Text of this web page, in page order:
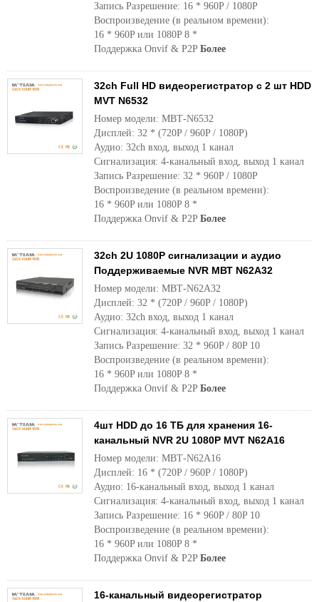
Запись Разрешение: 16 * 960P / 1080P
Воспроизведение (в реальном времени):
16 * 960P или 1080P 8 *
Поддержка Onvif & P2P Более
32ch Full HD видеорегистратор с 2 шт HDD
MVT N6532
Номер модели: МВТ-N6532
Дисплей: 32 * (720P / 960P / 1080P)
Аудио: 32ch вход, выход 1 канал
Сигнализация: 4-канальный вход, выход 1 канал
Запись Разрешение: 32 * 960P / 1080P
Воспроизведение (в реальном времени):
16 * 960P или 1080P 8 *
Поддержка Onvif & P2P Более
32ch 2U 1080P сигнализации и аудио
Поддерживаемые NVR МВТ N62A32
Номер модели: МВТ-N62A32
Дисплей: 32 * (720P / 960P / 1080P)
Аудио: 32ch вход, выход 1 канал
Сигнализация: 4-канальный вход, выход 1 канал
Запись Разрешение: 32 * 960P / 80P 10
Воспроизведение (в реальном времени):
16 * 960P или 1080P 8 *
Поддержка Onvif & P2P Более
4шт HDD до 16 ТБ для хранения 16-
канальный NVR 2U 1080P MVT N62A16
Номер модели: МВТ-N62A16
Дисплей: 16 * (720P / 960P / 1080P)
Аудио: 16-канальный вход, выход 1 канал
Сигнализация: 4-канальный вход, выход 1 канал
Запись Разрешение: 16 * 960P / 80P 10
Воспроизведение (в реальном времени):
16 * 960P или 1080P 8 *
Поддержка Onvif & P2P Более
16-канальный видеорегистратор